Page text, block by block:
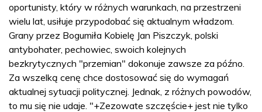
oportunisty, który w różnych warunkach, na przestrzeni
wielu lat, usiłuje przypodobać się aktualnym władzom.
Grany przez Bogumiła Kobielę Jan Piszczyk, polski
antybohater, pechowiec, swoich kolejnych
bezkrytycznych "przemian" dokonuje zawsze za późno.
Za wszelką cenę chce dostosować się do wymagań
aktualnej sytuacji politycznej. Jednak, z różnych powodów,
to mu się nie udaje. "+Zezowate szczęście+ jest nie tylko